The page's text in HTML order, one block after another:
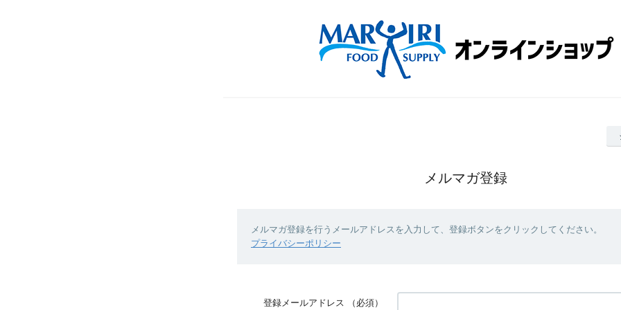
メルマガ登録
メルマガ登録を行うメールアドレスを入力して、登録ボタンをクリックしてください。
プライバシーポリシー
登録メールアドレス （必須）